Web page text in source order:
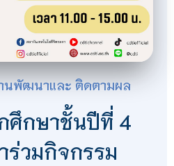
นพัฒนาและ ติดตามผล
ศึกษาชั้นปีที่ 4
ร่วมกิจกรรม